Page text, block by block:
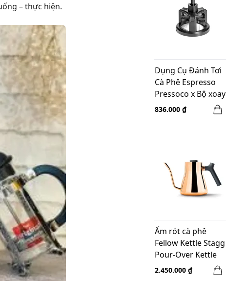
– thực hiện.
Dụng Cụ Đánh Tơi
Cà Phê Espresso
Pressoco x Bộ xoay
58mm
836.000 ₫
Ấm rót cà phê
Fellow Kettle Stagg
Pour-Over Kettle
Copper - 1.0 Lít
2.450.000 ₫